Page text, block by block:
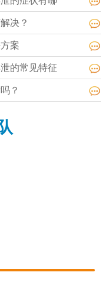
决？
案
的常见特征
？